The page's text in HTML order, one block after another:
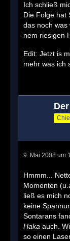
Ich schließ
Die Folge hat
das noch was
nem riesigen
Edit: Jetzt is
mehr was ich
9. Mai 2008 um
Hmmm...
Momenten
ließ es mich
keine
Sontarans
Haka auch.
so einen